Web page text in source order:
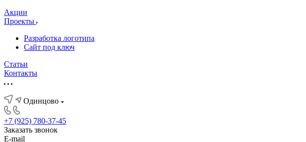
Акции
Проекты
Разработка логотипа
Сайт под ключ
Статьи
Контакты
Одинцово
+7 (925) 780-37-45
Заказать звонок
E-mail